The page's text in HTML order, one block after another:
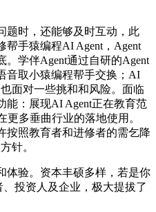
时，还能够及时互动，此
手猿编程AI Agent，Agent
学伴Agent通过自研的Agent
音取小猿编程帮手交换；AI
面对一些挑和和风险。面临
能：展现AI Agent正在教育范
多垂曲行业的落地使用。
按照教育者和进修者的需乞降
针。
验。资本丰硕多样，若是你
投资人及企业，极大提拔了